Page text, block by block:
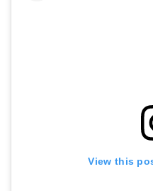
View this